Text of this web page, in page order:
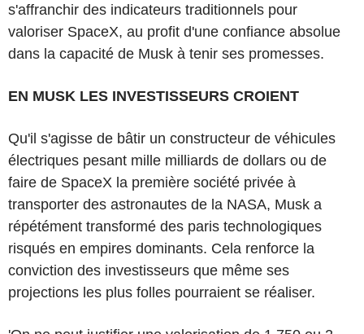
s'affranchir des indicateurs traditionnels pour
valoriser SpaceX, au profit d'une confiance absolue
dans la capacité de Musk à tenir ses promesses.
EN MUSK LES INVESTISSEURS CROIENT
Qu'il s'agisse de bâtir un constructeur de véhicules
électriques pesant mille milliards de dollars ou de
faire de SpaceX la première société privée à
transporter des astronautes de la NASA, Musk a
répétément transformé des paris technologiques
risqués en empires dominants. Cela renforce la
conviction des investisseurs que même ses
projections les plus folles pourraient se réaliser.